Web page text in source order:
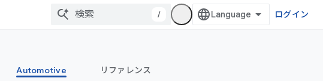
/ ログイン
Automotive リファレンス